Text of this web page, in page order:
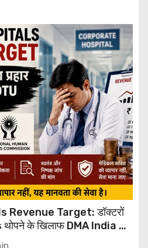
Target: डॉक्टरों
के खिलाफ DMA India का
जांच की मांग